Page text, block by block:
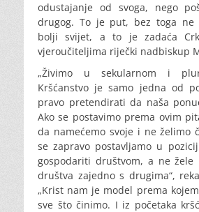
odustajanje od svoga, nego
drugog. To je put, bez toga ne
bolji svijet, a to je zadaća
vjeroučiteljima riječki nadbiskup
„Živimo u sekularnom i
Kršćanstvo je samo jedna od
pravo pretendirati da naša
Ako se postavimo prema ovim
da namećemo svoje i ne želimo
se zapravo postavljamo u
gospodariti društvom, a ne
društva zajedno s drugima“,
„Krist nam je model prema
sve što činimo. I iz početaka